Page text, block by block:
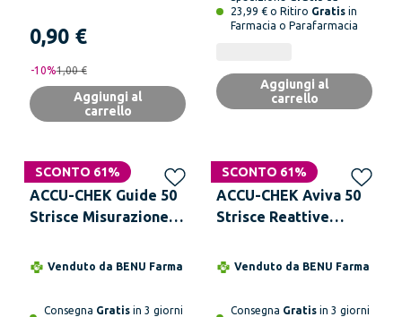
0,90 €
-10%1,00 €
Aggiungi al
carrello
23,99 € o Ritiro Gratis in
Farmacia o Parafarmacia
Aggiungi al
carrello
SCONTO 61%
ACCU-CHEK Guide 50
Strisce Misurazione
Venduto da BENU Farma
Consegna Gratis in 3 giorni
SCONTO 61%
ACCU-CHEK Aviva 50
Strisce Reattive
Venduto da BENU Farma
Consegna Gratis in 3 giorni